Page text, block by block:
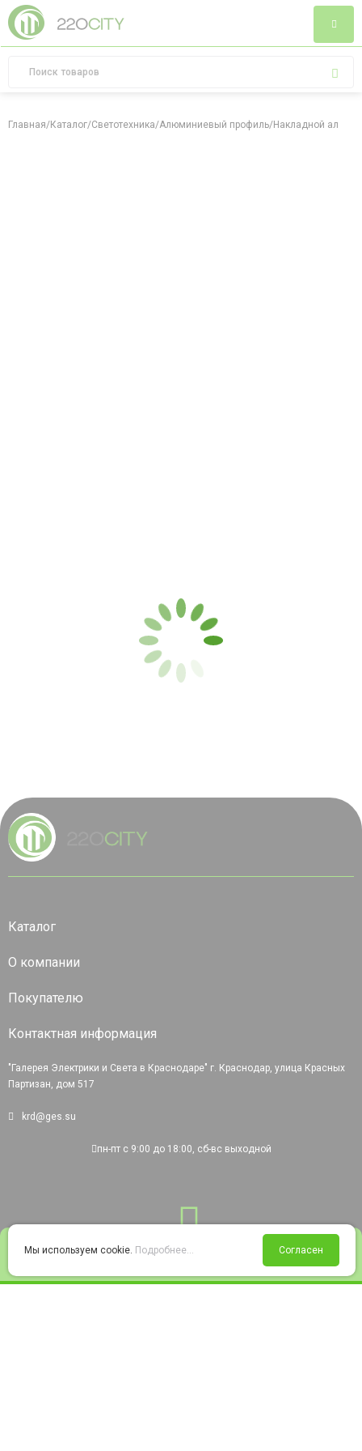
Войти Избранное Корзина
Главная/Каталог/Светотехника/Алюминиевый профиль/Накладной
Каталог
О компании
Покупателю
Контактная информация
"Галерея Электрики и Света в Краснодаре" г. Краснодар, улица Красных
Партизан, дом 517
krd@ges.su
пн-пт с 9:00 до 18:00, сб-вс выходной
Мы используем cookie. Подробнее... Согласен